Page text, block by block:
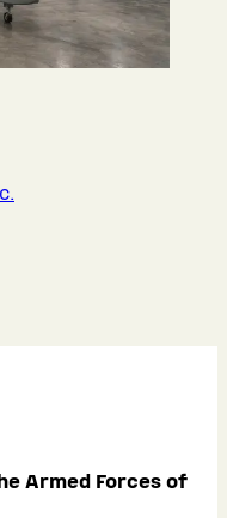
Armed Forces of